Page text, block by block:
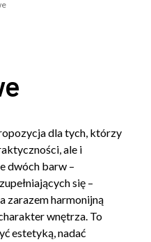
dla tych, którzy
ale i
dwóch barw –
się –
zarazem harmonijną
wnętrza. To
estetyką, nadać